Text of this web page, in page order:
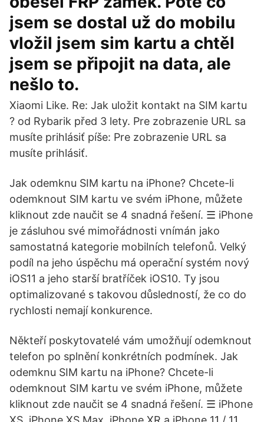
jsem se dostal už do mobilu
vložil jsem sim kartu a chtěl
jsem se připojit na data, ale
nešlo to.
Xiaomi Like. Re: Jak uložit kontakt na SIM kartu
? od Rybarik před 3 lety. Pre zobrazenie URL sa
musíte prihlásiť píše: Pre zobrazenie URL sa
musíte prihlásiť.
Jak odemknu SIM kartu na iPhone? Chcete-li
odemknout SIM kartu ve svém iPhone, můžete
kliknout zde naučit se 4 snadná řešení. ☰ iPhone
je zásluhou své mimořádnosti vnímán jako
samostatná kategorie mobilních telefonů. Velký
podíl na jeho úspěchu má operační systém nový
iOS11 a jeho starší bratříček iOS10. Ty jsou
optimalizované s takovou důsledností, že co do
rychlosti nemají konkurence.
Někteří poskytovatelé vám umožňují odemknout
telefon po splnění konkrétních podmínek. Jak
odemknu SIM kartu na iPhone? Chcete-li
odemknout SIM kartu ve svém iPhone, můžete
kliknout zde naučit se 4 snadná řešení. ☰ iPhone